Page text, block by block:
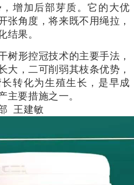
增加后部芽质。它的大优
张角度，将来既不用绳拉，
结果。
树形控冠技术的主要手法，
大，二可削弱其枝条优势，
转化为生殖生长，是早成
主要措施之一。
王建敏